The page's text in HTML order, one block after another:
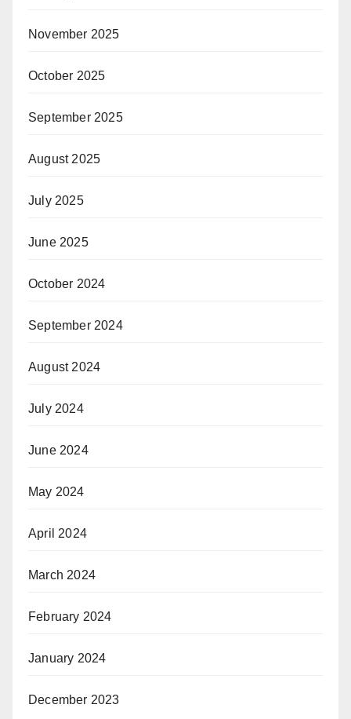
November 2025
October 2025
September 2025
August 2025
July 2025
June 2025
October 2024
September 2024
August 2024
July 2024
June 2024
May 2024
April 2024
March 2024
February 2024
January 2024
December 2023